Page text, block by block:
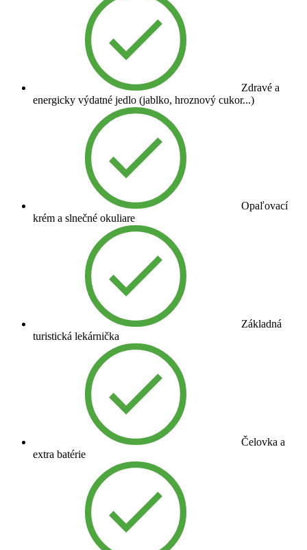
Zdravé a
energicky výdatné jedlo (jablko, hroznový cukor...)
Opaľovací
krém a slnečné okuliare
Základná
turistická lekárnička
Čelovka a
extra batérie